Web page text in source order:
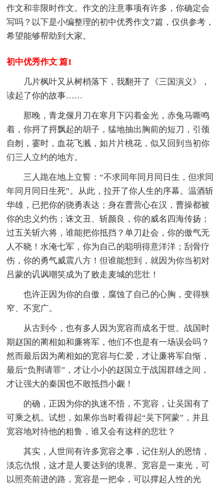
作文和非限时作文。作文的注意事项有许多，你确定会
写吗？以下是小编整理的初中优秀作文7篇，仅供参考，
希望能够帮助到大家。
初中优秀作文 篇1
几片枫叶又从树梢落下，我翻开了《三国演义》，
读起了你的故事……
那晚，青龙偃月刀在寒月下闪着金光，赤兔马嘶鸣
着，你捋了捋飘起的胡子，猛地抽出胸前的短刀，引颈
自刎，霎时，血花飞溅，如片片桃花，似又回到当初你
们三人立约的地方。
三人跪在地上立誓：“不求同年同月同日生，但求同
年同月同日生死”。从此，拉开了你人生的序幕。温酒斩
华雄，已把你的骁勇表达；身在曹营心在汉，曹操都被
你的忠义灼伤；诛文丑、斩颜良，你的威名四海传扬；
过五关斩六将，谁能把你抵挡？单刀赴会，你的傲气无
人不晓！水淹七军，你为自己的聪明得意洋洋；刮骨疗
伤，你的勇气威震八方！但谁能想到，就因为你当初对
吕蒙的讥讽嘲笑成为了败走麦城的悲壮！
也许正因为你的自傲，腐蚀了自己的心胸，变得狭
窄、不宽广。
从古到今，也有多人因为宽容而成名于世。战国时
期赵国的蔺相如和廉将军，他们不也是有一场误会吗？
然而最后因为蔺相如的宽容与仁爱，才让廉将军自惭，
最后“负荆请罪”，才让小小的赵国立于战国群雄之间，
才让强大的秦国也不敢抵挡小觑！
的确，正因为你的执迷不悟，不宽容，让吴国有了
可乘之机。试想，如果你当时看得起“吴下阿蒙”，并且
宽容地对待他的粗鲁，谁又会有这样的悲壮？
其实，人世间有许多宽容之事，记住别人的恩情，
淡忘仇恨，这才是人要达到的境界。宽容是一束光，可
以照亮前进的路，宽容是一把伞，可以撑起人性的光